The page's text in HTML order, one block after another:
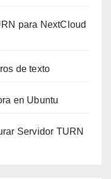
para NextCloud
de texto
en Ubuntu
Servidor TURN